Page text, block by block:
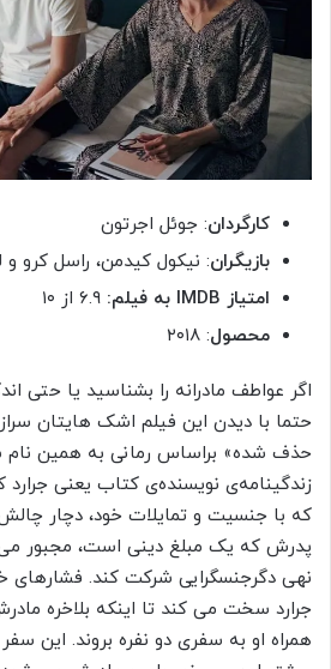
کارگردان: جوئل اجرتون
بازیگران: نیکول کیدمن، راسل کرو
امتیاز IMDB به فیلم:
محصول: ۲۰۱۸
اگر عواطف مادرانه را بشناسید یا حتی
حتما با دیدن این فیلم اشک هایتان
حذف شده» براساس رمانی به همین
زندگینامه‌ی نویسنده‌ی کتاب یعنی
که با جنسیت و تمایلات خود، دچار
پدرش که یک مبلغ دینی است، مجبور
نهی دگرجنسگرایی شرکت کند. فشارهای
جرارد سخت می کند تا اینکه بلاخره
همراه او به سفری دو نفره بروند. این